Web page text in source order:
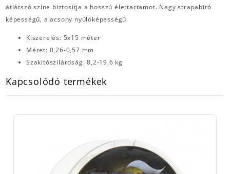
átlátszó színe biztosítja a hosszú élettartamot. Nagy strapabíró
képességű, alacsony nyúlóképességű.
Kiszerelés: 5x15 méter
Méret: 0,26-0,57 mm
Szakítószilárdság: 8,2-19,6 kg
Kapcsolódó termékek